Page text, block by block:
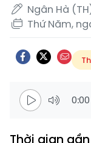
Ngân Hà
Thứ Năm,
0:00
Thời gian